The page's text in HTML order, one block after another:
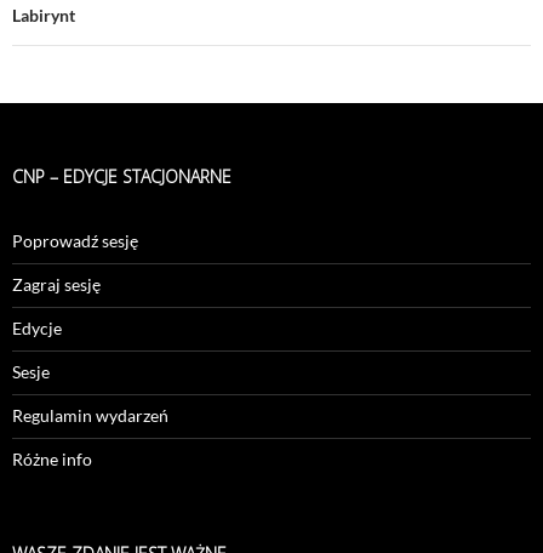
Labirynt
CNP – EDYCJE STACJONARNE
Poprowadź sesję
Zagraj sesję
Edycje
Sesje
Regulamin wydarzeń
Różne info